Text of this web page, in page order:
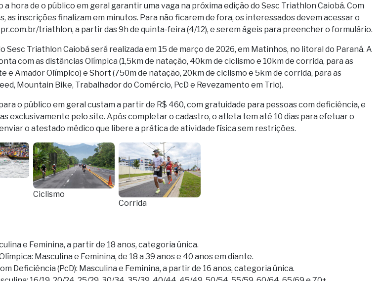
a hora de o público em geral garantir uma vaga na próxima edição do Sesc Triathlon Caiobá. Com
as inscrições finalizam em minutos. Para não ficarem de fora, os interessados devem acessar o
triathlon, a partir das 9h de quinta-feira (4/12), e serem ágeis para preencher o formulário.
Sesc Triathlon Caiobá será realizada em 15 de março de 2026, em Matinhos, no litoral do Paraná. A
com as distâncias Olímpica (1,5km de natação, 40km de ciclismo e 10km de corrida, para as
e Amador Olímpico) e Short (750m de natação, 20km de ciclismo e 5km de corrida, para as
Mountain Bike, Trabalhador do Comércio, PcD e Revezamento em Trio).
o público em geral custam a partir de R$ 460, com gratuidade para pessoas com deficiência, e
exclusivamente pelo site. Após completar o cadastro, o atleta tem até 10 dias para efetuar o
o atestado médico que libere a prática de atividade física sem restrições.
Ciclismo
Corrida
e Feminina, a partir de 18 anos, categoria única.
Masculina e Feminina, de 18 a 39 anos e 40 anos em diante.
Deficiência (PcD): Masculina e Feminina, a partir de 16 anos, categoria única.